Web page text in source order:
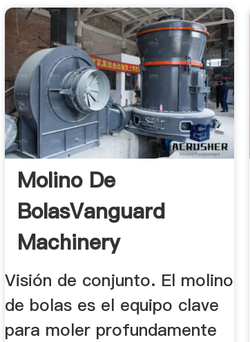
Molino De
BolasVanguard
Machinery
Visión de conjunto. El molino
de bolas es el equipo clave
para moler profundamente